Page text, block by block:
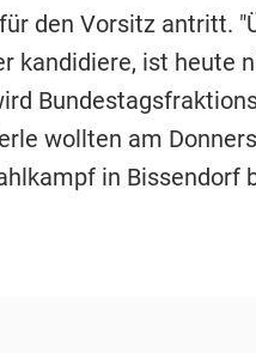
den Vorsitz antritt.
kandidiere, ist heute
wollten am
in Bissendorf